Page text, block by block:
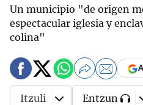
Un municipio "de origen
espectacular iglesia y
colina"
Itzuli Entzun